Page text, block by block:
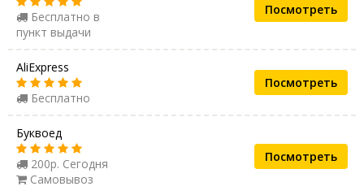
Бесплатно в
пункт выдачи
Посмотреть
AliExpress
Бесплатно
Посмотреть
Буквоед
200р. Сегодня
Самовывоз
Посмотреть